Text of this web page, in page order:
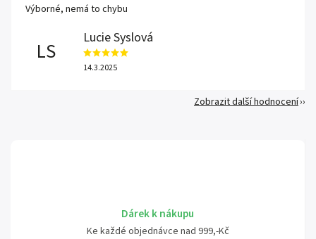
Dárek k nákupu
Ke každé objednávce nad 999,-Kč
Výborné, nemá to chybu
LS
Lucie Syslová
14.3.2025
Zobrazit další hodnocení